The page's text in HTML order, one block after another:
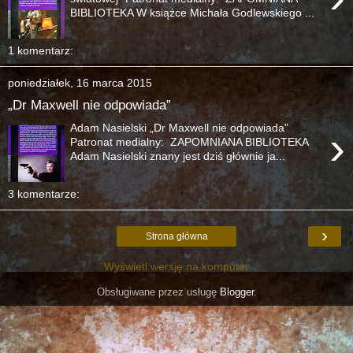
BIBLIOTEKA W książce Michała Godlewskiego ...
1 komentarz:
poniedziałek, 16 marca 2015
„Dr Maxwell nie odpowiada”
›
Adam Nasielski „Dr Maxwell nie odpowiada”
Patronat medialny: ZAPOMNIANA BIBLIOTEKA
Adam Nasielski znany jest dziś głównie ja...
3 komentarze:
›
Strona główna
Wyświetl wersję na komputer
Obsługiwane przez usługę Blogger.